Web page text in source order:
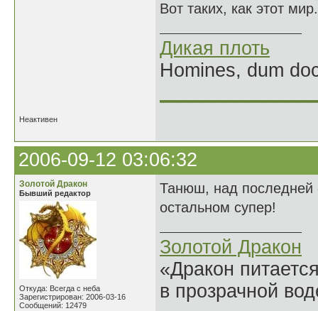
Вот таких, как этот мир.
Дикая плоть
Homines, dum
Неактивен
2006-09-12 03:06:32
Золотой Дракон
Бывший редактор
Откуда: Всегда с неба
Зарегистрирован: 2006-03-16
Сообщений: 12479
Танюш, над последней
остальном супер!
Золотой Дракон
«Дракон
в прозрачной